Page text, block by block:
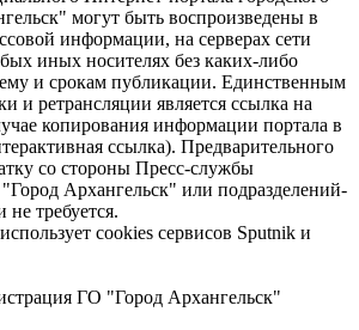
могут быть воспроизведены в
информации, на серверах сети
иных носителях без каких-либо
и срокам публикации. Единственным
и ретрансляции является ссылка на
копирования информации портала в
ссылка). Предварительного
со стороны Пресс-службы
Архангельск" или подразделений-
требуется.
cookies сервисов Sputnik и
ГО "Город Архангельск"